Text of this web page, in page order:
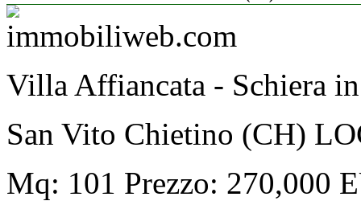
Villa Affiancata - Schiera
San Vito Chietino (CH)
Mq: 101 Prezzo: 270,000